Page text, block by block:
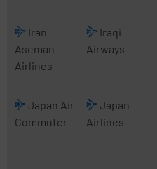
Iran
Aseman
Airlines
Iraqi
Airways
Japan Air
Commuter
Japan
Airlines